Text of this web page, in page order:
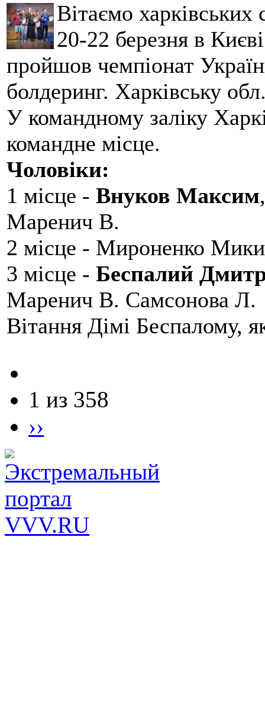
Вітаємо
20-22 березня в
пройшов чемпіонат
болдеринг. Харківську
У командному заліку
командне місце.
Чоловіки:
1 місце - Внуков Максим
Маренич В.
2 місце - Мироненко
3 місце - Беспалий
Маренич В. Самсонова Л.
Вітання Дімі Беспалому,
1 из 358
››